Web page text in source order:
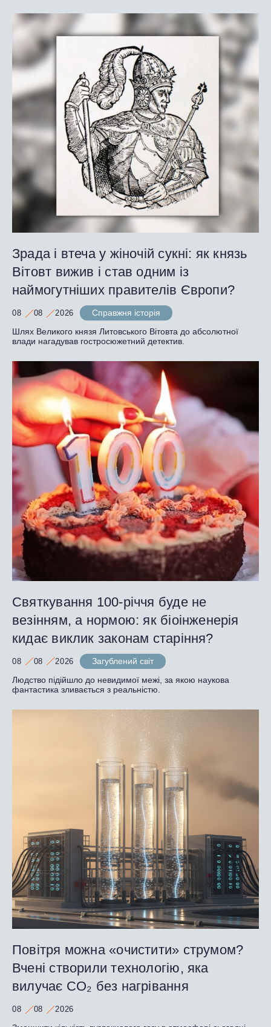
Зрада і втеча у жіночій сукні: як князь
Вітовт вижив і став одним із
наймогутніших правителів Європи?
08 08 2026
Справжня історія
Шлях Великого князя Литовського Вітовта до абсолютної
влади нагадував гостросюжетний детектив.
Святкування 100-річчя буде не
везінням, а нормою: як біоінженерія
кидає виклик законам старіння?
08 08 2026
Загублений світ
Людство підійшло до невидимої межі, за якою наукова
фантастика зливається з реальністю.
Повітря можна «очистити» струмом?
Вчені створили технологію, яка
вилучає CO₂ без нагрівання
08 08 2026